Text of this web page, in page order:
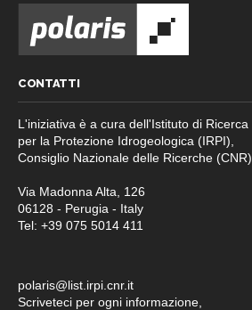
CONTATTI
L'iniziativa è a cura dell'Istituto di Ricerca
per la Protezione Idrogeologica (IRPI),
Consiglio Nazionale delle Ricerche (CNR).
Via Madonna Alta, 126
06128 - Perugia - Italy
Tel: +39 075 5014 411
polaris@list.irpi.cnr.it
Scriveteci per ogni informazione,